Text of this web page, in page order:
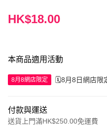
HK$18.00
本商品適用活動
8月8網店限定 🗓️8月8日網店限
付款與運送
送貨上門滿HK$250.00免運費